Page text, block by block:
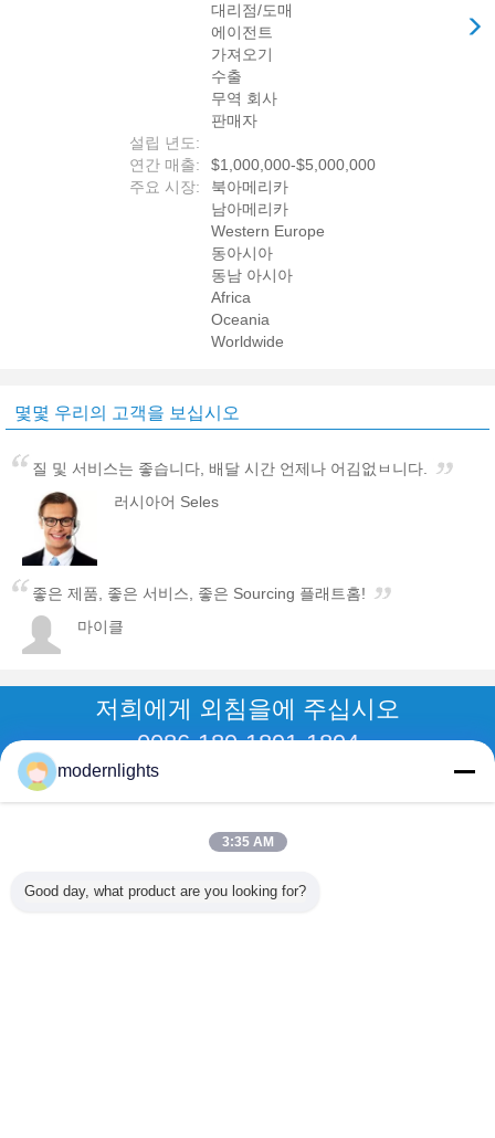
대리점/도매
에이전트
가져오기
수출
무역 회사
판매자
설립 년도:
연간 매출:
$1,000,000-$5,000,000
주요 시장:
북아메리카
남아메리카
Western Europe
동아시아
동남 아시아
Africa
Oceania
Worldwide
몇몇 우리의 고객을 보십시오
질 및 서비스는 좋습니다, 배달 시간 언제나 어김없ㅂ니다.
러시아어 Seles
좋은 제품, 좋은 서비스, 좋은 Sourcing 플래트홈!
마이클
저희에게 외침을에 주십시오
0086-189-1891-1894
모든 제품
modernlights
3:35 AM
Good day, what product are you looking for?